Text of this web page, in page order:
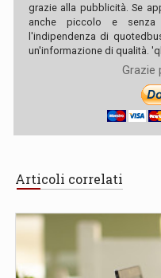
grazie alla pubblicità. Se
anche piccolo e senza
l'indipendenza di
un'informazione di qualità.
Grazie
Articoli correlati